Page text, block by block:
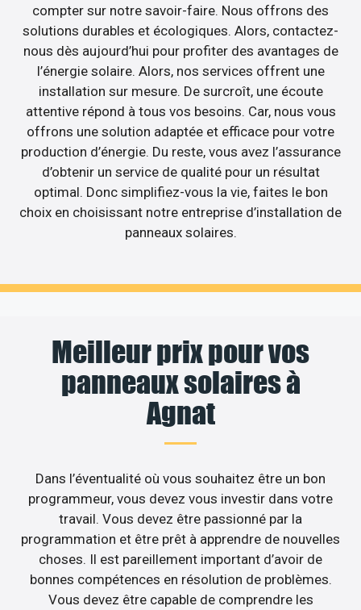
compter sur notre savoir-faire. Nous offrons des
solutions durables et écologiques. Alors, contactez-
nous dès aujourd’hui pour profiter des avantages de
l’énergie solaire. Alors, nos services offrent une
installation sur mesure. De surcroît, une écoute
attentive répond à tous vos besoins. Car, nous vous
offrons une solution adaptée et efficace pour votre
production d’énergie. Du reste, vous avez l’assurance
d’obtenir un service de qualité pour un résultat
optimal. Donc simplifiez-vous la vie, faites le bon
choix en choisissant notre entreprise d’installation de
panneaux solaires.
Meilleur prix pour vos
panneaux solaires à
Agnat
Dans l’éventualité où vous souhaitez être un bon
programmeur, vous devez vous investir dans votre
travail. Vous devez être passionné par la
programmation et être prêt à apprendre de nouvelles
choses. Il est pareillement important d’avoir de
bonnes compétences en résolution de problèmes.
Vous devez être capable de comprendre les